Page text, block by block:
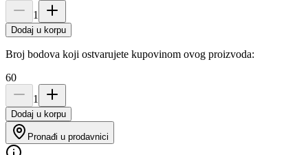
1
Dodaj u korpu
Broj bodova koji ostvarujete kupovinom ovog proizvoda:
60
1
Dodaj u korpu
Pronađi u prodavnici